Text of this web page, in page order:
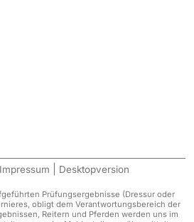
Impressum Desktopversion
Prüfungsergebnisse (Dressur oder
obligt dem Verantwortungsbereich der
Reitern und Pferden werden uns im